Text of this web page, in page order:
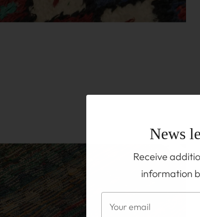
News
Receive
information